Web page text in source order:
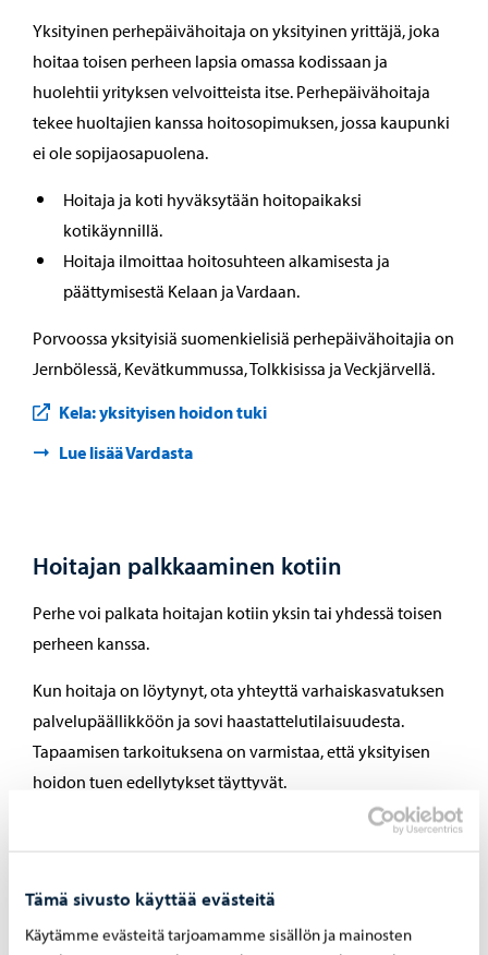
Tämä sivusto käyttää evästeitä
Käytämme evästeitä tarjoamamme sisällön ja mainosten
Yksityinen perhepäivähoitaja on yksityinen yrittäjä, joka
hoitaa toisen perheen lapsia omassa kodissaan ja
huolehtii yrityksen velvoitteista itse. Perhepäivähoitaja
tekee huoltajien kanssa hoitosopimuksen, jossa kaupunki
ei ole sopijaosapuolena.
Hoitaja ja koti hyväksytään hoitopaikaksi
kotikäynnillä.
Hoitaja ilmoittaa hoitosuhteen alkamisesta ja
päättymisestä Kelaan ja Vardaan.
Porvoossa yksityisiä suomenkielisiä perhepäivähoitajia on
Jernbölessä, Kevätkummussa, Tolkkisissa ja Veckjärvellä.
Kela: yksityisen hoidon tuki
Lue lisää Vardasta
Hoitajan palkkaaminen kotiin
Perhe voi palkata hoitajan kotiin yksin tai yhdessä toisen
perheen kanssa.
Kun hoitaja on löytynyt, ota yhteyttä varhaiskasvatuksen
palvelupäällikköön ja sovi haastattelutilaisuudesta.
Tapaamisen tarkoituksena on varmistaa, että yksityisen
hoidon tuen edellytykset täyttyvät.
Perhe työnantajana tekee työntekijän kanssa
työsopimuksen.
Hoitaja ei voi olla saman talouden jäsen.
selvittää maahanmuuttoviranomaisten kanssa.